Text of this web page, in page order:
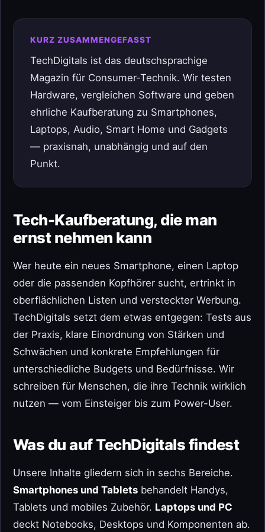
KURZ ZUSAMMENGEFASST
TechDigitals ist das deutschsprachige
Magazin für Consumer-Technik. Wir testen
Hardware, vergleichen Software und geben
ehrliche Kaufberatung zu Smartphones,
Laptops, Audio, Smart Home und Gadgets
— praxisnah, unabhängig und auf den
Punkt.
Tech-Kaufberatung, die man
ernst nehmen kann
Wer heute ein neues Smartphone, einen Laptop
oder die passenden Kopfhörer sucht, ertrinkt in
oberflächlichen Listen und versteckter Werbung.
TechDigitals setzt dem etwas entgegen: Tests aus
der Praxis, klare Einordnung von Stärken und
Schwächen und konkrete Empfehlungen für
unterschiedliche Budgets und Bedürfnisse. Wir
schreiben für Menschen, die ihre Technik wirklich
nutzen — vom Einsteiger bis zum Power-User.
Was du auf TechDigitals findest
Unsere Inhalte gliedern sich in sechs Bereiche.
Smartphones und Tablets behandelt Handys,
Tablets und mobiles Zubehör. Laptops und PC
deckt Notebooks, Desktops und Komponenten ab.